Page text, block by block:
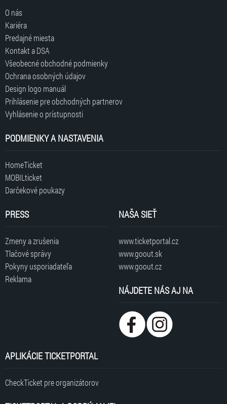
O nás
Kariéra
Predajné miesta
Kontakt a DSA
Všeobecné obchodné podmienky
Ochrana osobných údajov
Design logo manuál
Prihlásenie pre obchodných partnerov
Vyhlásenie o prístupnosti
PODMIENKY A NASTAVENIA
HomeTicket
MOBILticket
Darčekové poukazy
PRESS
Zmeny a zrušenia
Tlačové správy
Pokyny usporiadateľa
Reklama
NAŠA SIEŤ
www.ticketportal.cz
www.goout.sk
www.goout.cz
NÁJDETE NÁS AJ NA
APLIKÁCIE TICKETPORTAL
CheckTicket pre organizátorov